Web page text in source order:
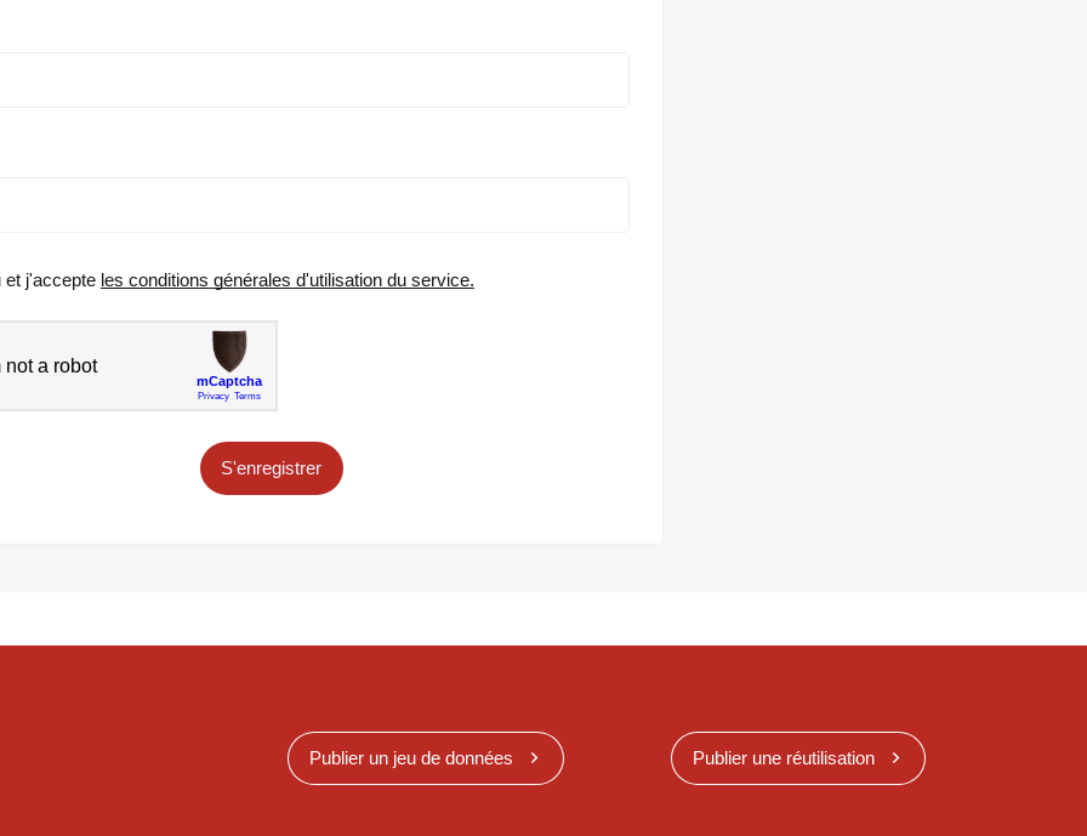
et j'accepte les conditions générales d'utilisation du service.
S'enregistrer
Publier un jeu de données Publier une réutilisation